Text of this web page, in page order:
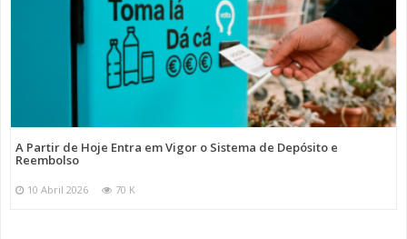
A Partir de Hoje Entra em Vigor o Sistema de Depósito e
Reembolso
10 Abril 2026 70 K